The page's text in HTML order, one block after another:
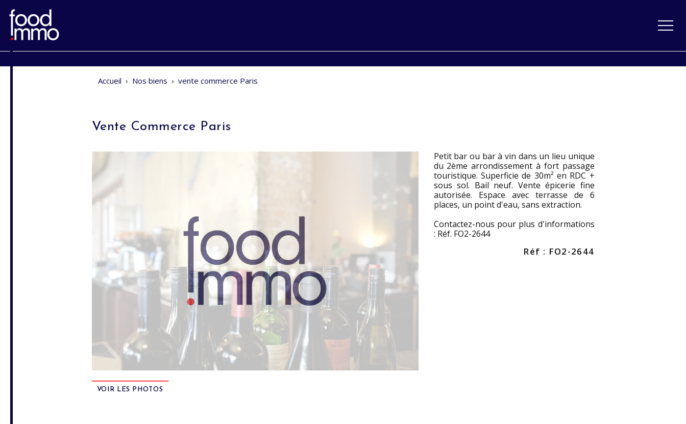
Accueil › Nos biens › vente commerce Paris
Vente Commerce Paris
VOIR LES PHOTOS
Petit bar ou bar à vin dans un lieu unique
du 2ème arrondissement à fort passage
touristique. Superficie de 30m² en RDC +
sous sol. Bail neuf. Vente épicerie fine
autorisée. Espace avec terrasse de 6
places, un point d'eau, sans extraction.
Contactez-nous pour plus d'informations
: Réf. FO2-2644
Réf : FO2-2644